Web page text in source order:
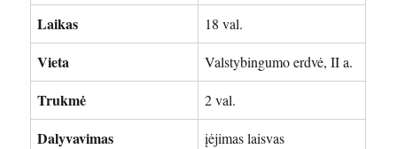
Laikas 18 val.
Vieta Valstybingumo erdvė, II a.
Trukmė 2 val.
Dalyvavimas įėjimas laisvas